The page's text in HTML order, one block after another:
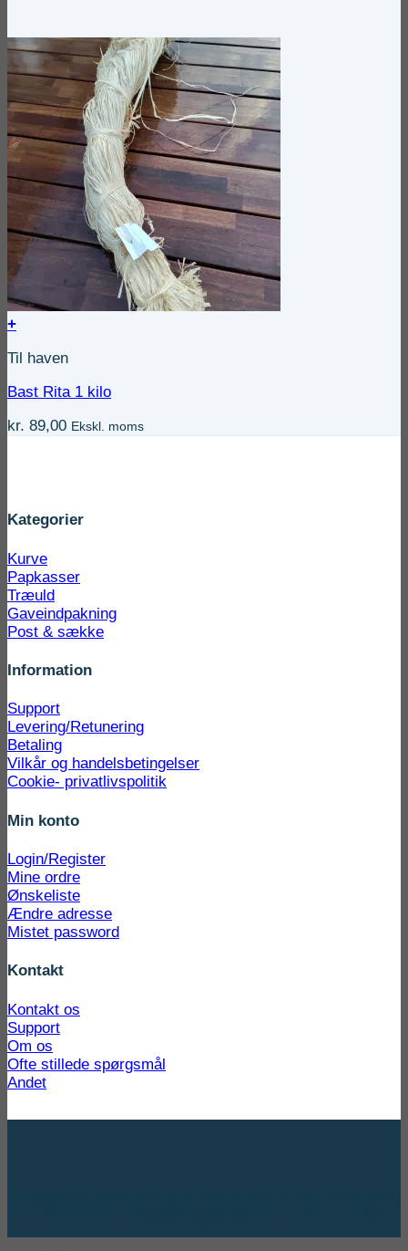
+
Til haven
Bast Rita 1 kilo
kr. 89,00 Ekskl. moms
Kategorier
Kurve
Papkasser
Træuld
Gaveindpakning
Post & sække
Information
Support
Levering/Retunering
Betaling
Vilkår og handelsbetingelser
Cookie- privatlivspolitik
Min konto
Login/Register
Mine ordre
Ønskeliste
Ændre adresse
Mistet password
Kontakt
Kontakt os
Support
Om os
Ofte stillede spørgsmål
Andet